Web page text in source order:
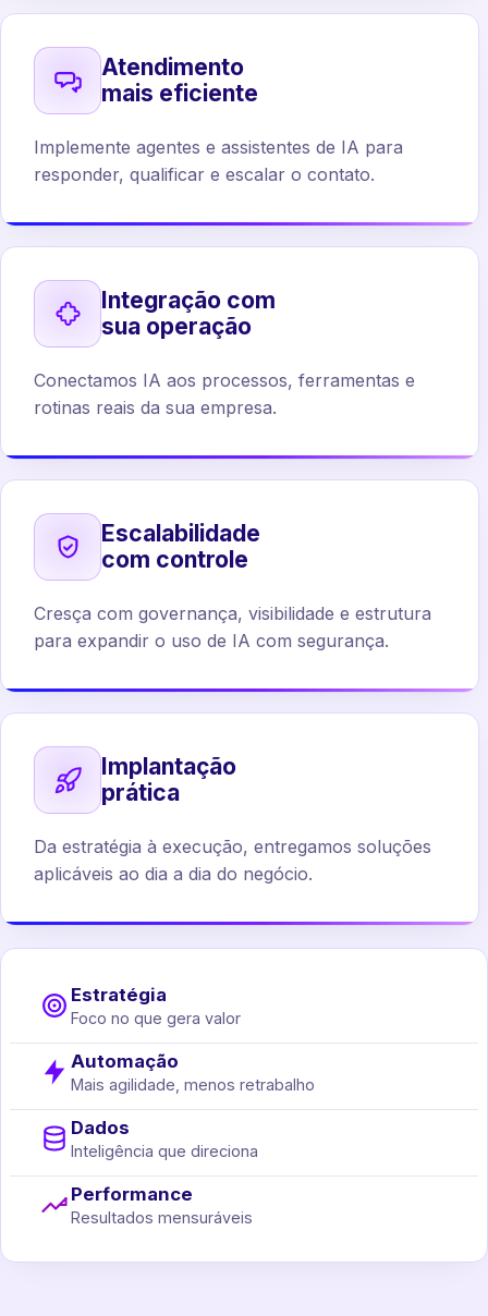
Atendimento
mais eficiente
Implemente agentes e assistentes de IA para
responder, qualificar e escalar o contato.
Integração com
sua operação
Conectamos IA aos processos, ferramentas e
rotinas reais da sua empresa.
Escalabilidade
com controle
Cresça com governança, visibilidade e estrutura
para expandir o uso de IA com segurança.
Implantação
prática
Da estratégia à execução, entregamos soluções
aplicáveis ao dia a dia do negócio.
Estratégia
Foco no que gera valor
Automação
Mais agilidade, menos retrabalho
Dados
Inteligência que direciona
Performance
Resultados mensuráveis